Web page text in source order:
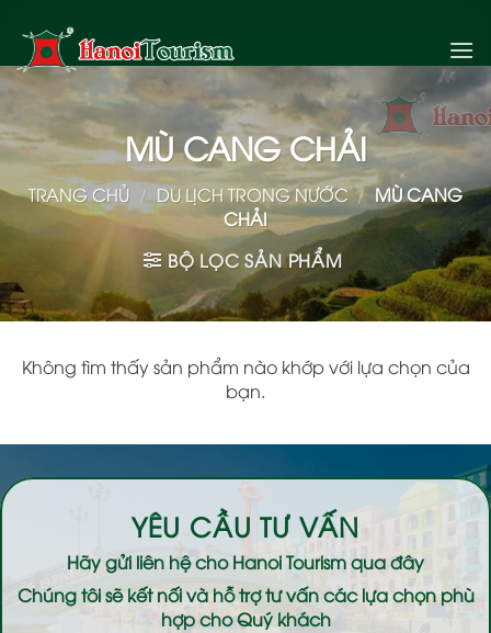
qua
dung
MÙ CANG CHẢI
TRANG CHỦ / DU LỊCH TRONG NƯỚC / MÙ CANG
CHẢI
BỘ LỌC SẢN PHẨM
Không tìm thấy sản phẩm nào khớp với lựa chọn của
bạn.
YÊU CẦU TƯ VẤN
Hãy gửi liên hệ choHanoi Tourismqua đây
Chúng tôi sẽ kết nối và hỗ trợ tư vấn các lựa chọn phù
hợp cho Quý khách